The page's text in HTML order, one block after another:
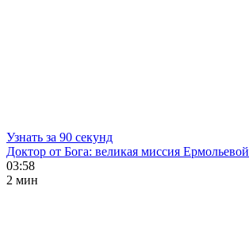
Узнать за 90 секунд
Доктор от Бога: великая миссия Ермольевой
03:58
2 мин